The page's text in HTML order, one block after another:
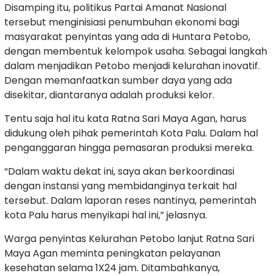
Disamping itu, politikus Partai Amanat Nasional
tersebut menginisiasi penumbuhan ekonomi bagi
masyarakat penyintas yang ada di Huntara Petobo,
dengan membentuk kelompok usaha. Sebagai langkah
dalam menjadikan Petobo menjadi kelurahan inovatif.
Dengan memanfaatkan sumber daya yang ada
disekitar, diantaranya adalah produksi kelor.
Tentu saja hal itu kata Ratna Sari Maya Agan, harus
didukung oleh pihak pemerintah Kota Palu. Dalam hal
penganggaran hingga pemasaran produksi mereka.
“Dalam waktu dekat ini, saya akan berkoordinasi
dengan instansi yang membidanginya terkait hal
tersebut. Dalam laporan reses nantinya, pemerintah
kota Palu harus menyikapi hal ini,” jelasnya.
Warga penyintas Kelurahan Petobo lanjut Ratna Sari
Maya Agan meminta peningkatan pelayanan
kesehatan selama 1X24 jam. Ditambahkanya,